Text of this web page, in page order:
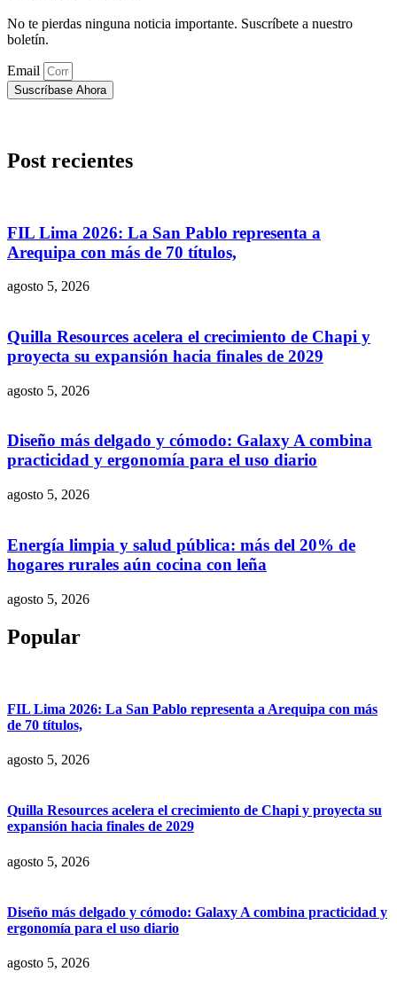
No te pierdas ninguna noticia importante. Suscríbete a nuestro
boletín.
Email
Suscríbase Ahora
Post recientes
FIL Lima 2026: La San Pablo representa a
Arequipa con más de 70 títulos,
agosto 5, 2026
Quilla Resources acelera el crecimiento de Chapi y
proyecta su expansión hacia finales de 2029
agosto 5, 2026
Diseño más delgado y cómodo: Galaxy A combina
practicidad y ergonomía para el uso diario
agosto 5, 2026
Energía limpia y salud pública: más del 20% de
hogares rurales aún cocina con leña
agosto 5, 2026
Popular
FIL Lima 2026: La San Pablo representa a Arequipa con más
de 70 títulos,
agosto 5, 2026
Quilla Resources acelera el crecimiento de Chapi y proyecta su
expansión hacia finales de 2029
agosto 5, 2026
Diseño más delgado y cómodo: Galaxy A combina practicidad y
ergonomía para el uso diario
agosto 5, 2026